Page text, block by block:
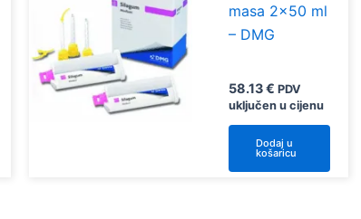
masa 2×50 ml
– DMG
58.13€ PDV
uključen u cijenu
Dodaj u
košaricu